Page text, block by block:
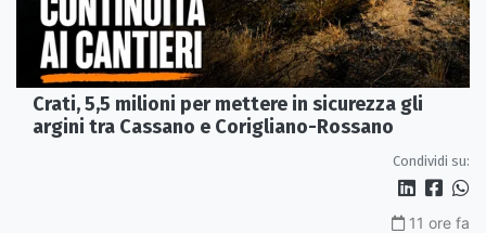
Crati, 5,5 milioni per mettere in sicurezza gli
argini tra Cassano e Corigliano-Rossano
Condividi su:
11 ore fa